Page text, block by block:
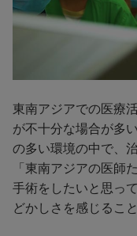
東南アジアでの医療
が不十分な場合が多
の多い環境の中で、
「東南アジアの医師
手術をしたいと思っ
どかしさを感じるこ